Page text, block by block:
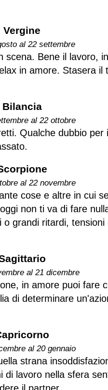
Vergine
al 22 settembre
scena. Bene il lavoro,
in amore. Stasera il
Bilancia
al 22 ottobre
Qualche dubbio per
al 22 novembre
cose e altre in cui
non ti va di fare
o grandi ritardi, tensioni
al 21 dicembre
in amore puoi fare
di determinare
al 20 gennaio
strana
di lavoro nella sfera